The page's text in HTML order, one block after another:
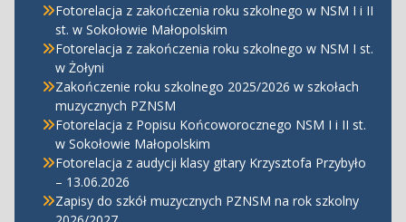
Fotorelacja z zakończenia roku szkolnego w NSM I i II
st. w Sokołowie Małopolskim
Fotorelacja z zakończenia roku szkolnego w NSM I st.
w Żołyni
Zakończenie roku szkolnego 2025/2026 w szkołach
muzycznych PZNSM
Fotorelacja z Popisu Końcoworocznego NSM I i II st.
w Sokołowie Małopolskim
Fotorelacja z audycji klasy gitary Krzysztofa Przybyło
– 13.06.2026
Zapisy do szkół muzycznych PZNSM na rok szkolny